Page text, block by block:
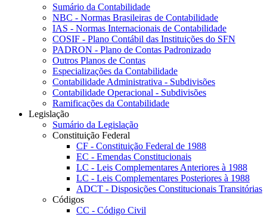
Sumário da Contabilidade
NBC - Normas Brasileiras de Contabilidade
IAS - Normas Internacionais de Contabilidade
COSIF - Plano Contábil das Instituições do SFN
PADRON - Plano de Contas Padronizado
Outros Planos de Contas
Especializações da Contabilidade
Contabilidade Administrativa - Subdivisões
Contabilidade Operacional - Subdivisões
Ramificações da Contabilidade
Legislação
Sumário da Legislação
Constituição Federal
CF - Constituição Federal de 1988
EC - Emendas Constitucionais
LC - Leis Complementares Anteriores à 1988
LC - Leis Complementares Posteriores à 1988
ADCT - Disposições Constitucionais Transitórias
Códigos
CC - Código Civil